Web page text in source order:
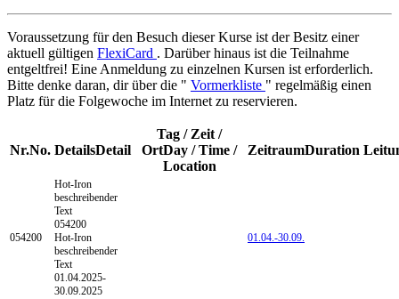
Voraussetzung für den Besuch dieser Kurse ist der Besitz einer
aktuell gültigen FlexiCard . Darüber hinaus ist die Teilnahme
entgeltfrei! Eine Anmeldung zu einzelnen Kursen ist erforderlich.
Bitte denke daran, dir über die " Vormerkliste " regelmäßig einen
Platz für die Folgewoche im Internet zu reservieren.
Nr.No. DetailsDetail
Tag / Zeit /
OrtDay / Time /
Location
ZeitraumDuration
054200
Hot-Iron
beschreibender
Text
054200
Hot-Iron
beschreibender
Text
01.04.2025-
30.09.2025
01.04.-30.09.